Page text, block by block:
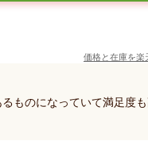
価格と在庫を楽
ものになっていて満足度